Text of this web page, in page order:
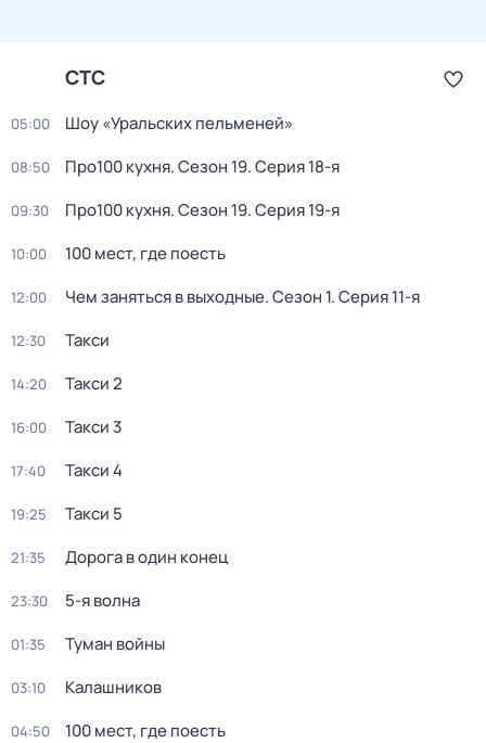
СТС
05:00 Шоу «Уральских пельменей»
08:50 Про100 кухня. Сезон 19. Серия 18-я
09:30 Про100 кухня. Сезон 19. Серия 19-я
10:00 100 мест, где поесть
12:00 Чем заняться в выходные. Сезон 1. Серия 11-я
12:30 Такси
14:20 Такси 2
16:00 Такси 3
17:40 Такси 4
19:25 Такси 5
21:35 Дорога в один конец
23:30 5-я волна
01:35 Туман войны
03:10 Калашников
04:50 100 мест, где поесть